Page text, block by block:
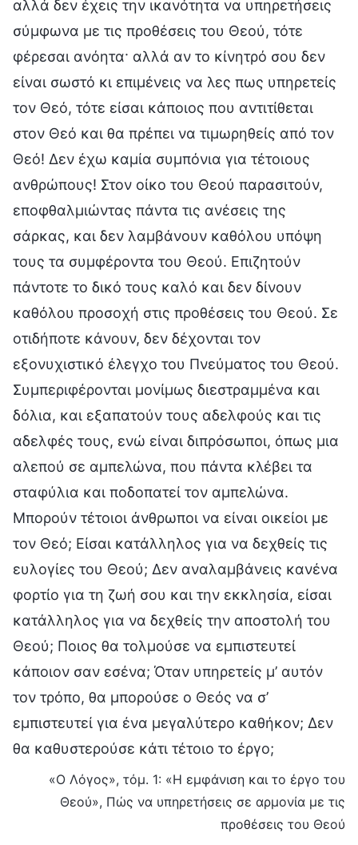
αλλά δεν έχεις την ικανότητα να υπηρετήσεις
σύμφωνα με τις προθέσεις του Θεού, τότε
φέρεσαι ανόητα· αλλά αν το κίνητρό σου δεν
είναι σωστό κι επιμένεις να λες πως υπηρετείς
τον Θεό, τότε είσαι κάποιος που αντιτίθεται
στον Θεό και θα πρέπει να τιμωρηθείς από τον
Θεό! Δεν έχω καμία συμπόνια για τέτοιους
ανθρώπους! Στον οίκο του Θεού παρασιτούν,
εποφθαλμιώντας πάντα τις ανέσεις της
σάρκας, και δεν λαμβάνουν καθόλου υπόψη
τους τα συμφέροντα του Θεού. Επιζητούν
πάντοτε το δικό τους καλό και δεν δίνουν
καθόλου προσοχή στις προθέσεις του Θεού. Σε
οτιδήποτε κάνουν, δεν δέχονται τον
εξονυχιστικό έλεγχο του Πνεύματος του Θεού.
Συμπεριφέρονται μονίμως διεστραμμένα και
δόλια, και εξαπατούν τους αδελφούς και τις
αδελφές τους, ενώ είναι διπρόσωποι, όπως μια
αλεπού σε αμπελώνα, που πάντα κλέβει τα
σταφύλια και ποδοπατεί τον αμπελώνα.
Μπορούν τέτοιοι άνθρωποι να είναι οικείοι με
τον Θεό; Είσαι κατάλληλος για να δεχθείς τις
ευλογίες του Θεού; Δεν αναλαμβάνεις κανένα
φορτίο για τη ζωή σου και την εκκλησία, είσαι
κατάλληλος για να δεχθείς την αποστολή του
Θεού; Ποιος θα τολμούσε να εμπιστευτεί
κάποιον σαν εσένα; Όταν υπηρετείς μ’ αυτόν
τον τρόπο, θα μπορούσε ο Θεός να σ’
εμπιστευτεί για ένα μεγαλύτερο καθήκον; Δεν
θα καθυστερούσε κάτι τέτοιο το έργο;
«Ο Λόγος», τόμ. 1: «Η εμφάνιση και το έργο του
Θεού», Πώς να υπηρετήσεις σε αρμονία με τις
προθέσεις του Θεού